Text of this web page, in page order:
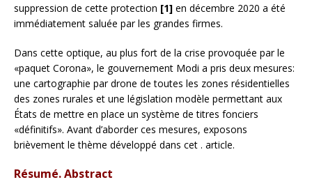
suppression de cette protection [1] en décembre 2020 a été
immédiatement saluée par les grandes firmes.
Dans cette optique, au plus fort de la crise provoquée par le
«paquet Corona», le gouvernement Modi a pris deux mesures:
une cartographie par drone de toutes les zones résidentielles
des zones rurales et une législation modèle permettant aux
États de mettre en place un système de titres fonciers
«définitifs». Avant d’aborder ces mesures, exposons
brièvement le thème développé dans cet . article.
Résumé. Abstract